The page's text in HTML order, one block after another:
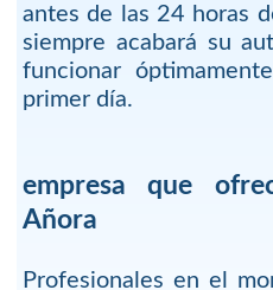
antes de las 24 horas
siempre acabará su
funcionar
primer día.
empresa que
Añora
Profesionales en el